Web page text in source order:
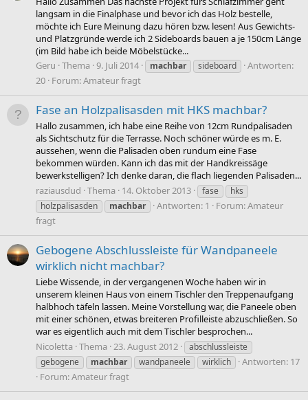
langsam in die Finalphase und bevor ich das Holz bestelle,
möchte ich Eure Meinung dazu hören bzw. lesen! Aus Gewichts-
und Platzgründe werde ich 2 Sideboards bauen a je 150cm Länge
(im Bild habe ich beide Möbelstücke...
Geru Thema 9. Juli 2014 machbar sideboard
Antworten:
20 Forum:Amateur fragt
Fase an Holzpalisasden mit HKS machbar?
Hallo zusammen, ich habe eine Reihe von 12cm Rundpalisaden
als Sichtschutz für die Terrasse. Noch schöner würde es m. E.
aussehen, wenn die Palisaden oben rundum eine Fase
bekommen würden. Kann ich das mit der Handkreissäge
bewerkstelligen? Ich denke daran, die flach liegenden Palisaden...
raziausdud Thema 14. Oktober 2013 fase
hks
holzpalisasden
machbar Antworten: 1 Forum:Amateur
fragt
Gebogene Abschlussleiste für Wandpaneele
wirklich nicht machbar?
Liebe Wissende, in der vergangenen Woche haben wir in
unserem kleinen Haus von einem Tischler den Treppenaufgang
halbhoch täfeln lassen. Meine Vorstellung war, die Paneele oben
mit einer schönen, etwas breiteren Profilleiste abzuschließen. So
war es eigentlich auch mit dem Tischler besprochen...
Nicoletta Thema 23. August 2012
abschlussleiste
gebogene
machbar wandpaneele wirklich
Antworten: 17
Forum:Amateur fragt